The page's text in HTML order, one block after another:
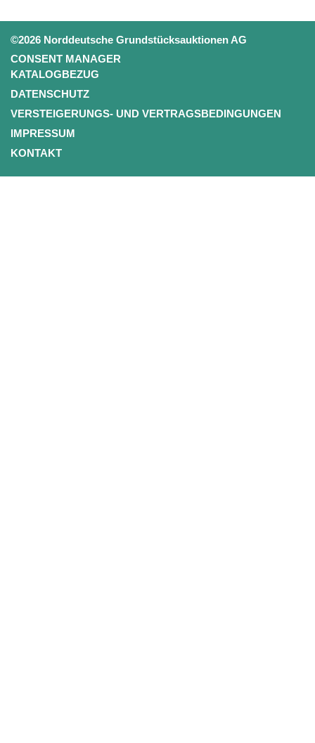
©2026 Norddeutsche Grundstücksauktionen AG
CONSENT MANAGER
KATALOGBEZUG
DATENSCHUTZ
VERSTEIGERUNGS- UND VERTRAGSBEDINGUNGEN
IMPRESSUM
KONTAKT